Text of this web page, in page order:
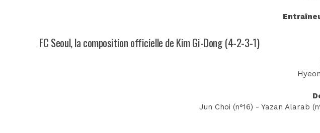
FC Seoul, la composition officielle de Kim Gi-Dong (4-2-3-1)
Jun Choi (n°16) - Yazan Alarab